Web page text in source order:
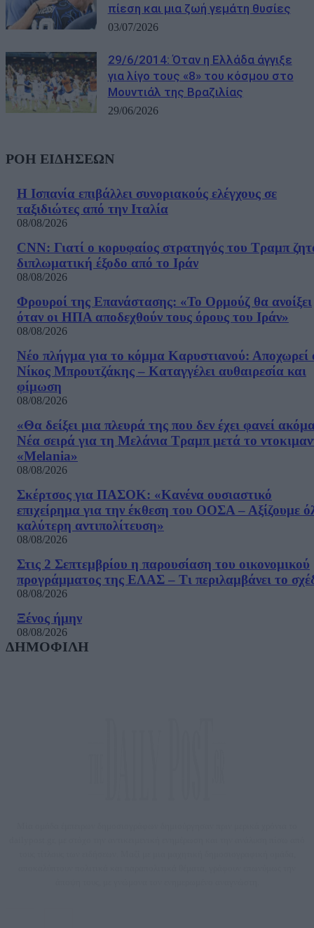
πίεση και μια ζωή γεμάτη θυσίες
03/07/2026
29/6/2014: Όταν η Ελλάδα άγγιξε
για λίγο τους «8» του κόσμου στο
Μουντιάλ της Βραζιλίας
29/06/2026
ΡΟΗ ΕΙΔΗΣΕΩΝ
Η Ισπανία επιβάλλει συνοριακούς ελέγχους σε
ταξιδιώτες από την Ιταλία
08/08/2026
CNN: Γιατί ο κορυφαίος στρατηγός του Τραμπ
διπλωματική έξοδο από το Ιράν
08/08/2026
Φρουροί της Επανάστασης: «Το Ορμούζ θα ανοίξει
όταν οι ΗΠΑ αποδεχθούν τους όρους του Ιράν»
08/08/2026
Νέο πλήγμα για το κόμμα Καρυστιανού: Αποχωρεί
Νίκος Μπρουτζάκης – Καταγγέλει αυθαιρεσία και
φίμωση
08/08/2026
«Θα δείξει μια πλευρά της που δεν έχει φανεί
Νέα σειρά για τη Μελάνια Τραμπ μετά το
«Melania»
08/08/2026
Σκέρτσος για ΠΑΣΟΚ: «Κανένα ουσιαστικό
επιχείρημα για την έκθεση του ΟΟΣΑ – Αξίζουμε
καλύτερη αντιπολίτευση»
08/08/2026
Στις 2 Σεπτεμβρίου η παρουσίαση του οικονομικού
προγράμματος της ΕΛΑΣ – Τι περιλαμβάνει το
08/08/2026
Ξένος ήμην
08/08/2026
ΔΗΜΟΦΙΛΗ